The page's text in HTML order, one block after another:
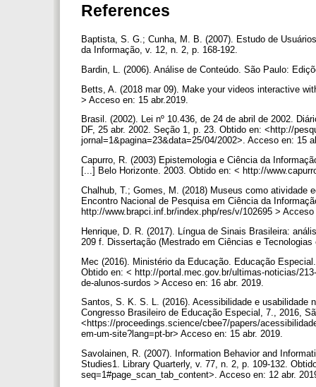
References
Baptista, S. G.; Cunha, M. B. (2007). Estudo de
da Informação, v. 12, n. 2, p. 168-192.
Bardin, L. (2006). Análise de Conteúdo. São Paulo:
Betts, A. (2018 mar 09). Make your videos interactive
> Acceso en: 15 abr.2019.
Brasil. (2002). Lei nº 10.436, de 24 de abril de 2002.
DF, 25 abr. 2002. Seção 1, p. 23. Obtido en: <http://
jornal=1&pagina=23&data=25/04/2002>. Acceso en: 15
Capurro, R. (2003) Epistemologia e Ciência da
[...] Belo Horizonte. 2003. Obtido en: < http://
Chalhub, T.; Gomes, M. (2018) Museus como atividade
Encontro Nacional de Pesquisa em Ciência da
http://www.brapci.inf.br/index.php/res/v/102695 >
Henrique, D. R. (2017). Língua de Sinais Brasileira:
209 f. Dissertação (Mestrado em Ciências e
Mec (2016). Ministério da Educação. Educação
Obtido en: < http://portal.mec.gov.br/ultimas-noticias/
de-alunos-surdos > Acceso en: 16 abr. 2019.
Santos, S. K. S. L. (2016). Acessibilidade e usabilidade
Congresso Brasileiro de Educação Especial, 7., 2016,
<https://proceedings.science/cbee7/papers/
em-um-site?lang=pt-br> Acceso en: 15 abr. 2019.
Savolainen, R. (2007). Information Behavior and
Studies1. Library Quarterly, v. 77, n. 2, p. 109-132.
seq=1#page_scan_tab_content>. Acceso en: 12 abr.